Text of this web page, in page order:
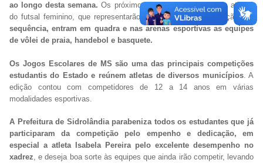
ao longo desta semana.Os próximos desafios serão com as atletas
do futsal feminino, que representarão o município na competição.Na
sequência, entram em quadra e nas arenas esportivas as equipes
de vôlei de praia, handebol e basquete.
Os Jogos Escolares de MS são uma das principais competições
estudantis do Estado e reúnem atletas de diversos municípios. A
edição contou com competidores de 12 a 14 anos em várias
modalidades esportivas.
A Prefeitura de Sidrolândia parabeniza todos os estudantes que já
participaram da competição pelo empenho e dedicação, em
especial a atleta Isabela Pereira pelo excelente desempenho no
xadrez , e deseja boa sorte às equipes que ainda irão competir, levando